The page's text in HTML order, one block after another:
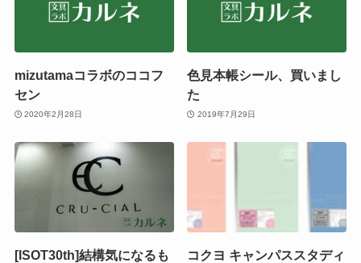
mizutamaコラボのココフ
セン
2020年2月28日
色見本帳シール、買いまし
た
2019年7月29日
[ISOT30th]結構気になるも
コクヨ キャンパススタディ